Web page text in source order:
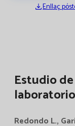
Enllaç
Estudio
Redondo L.,